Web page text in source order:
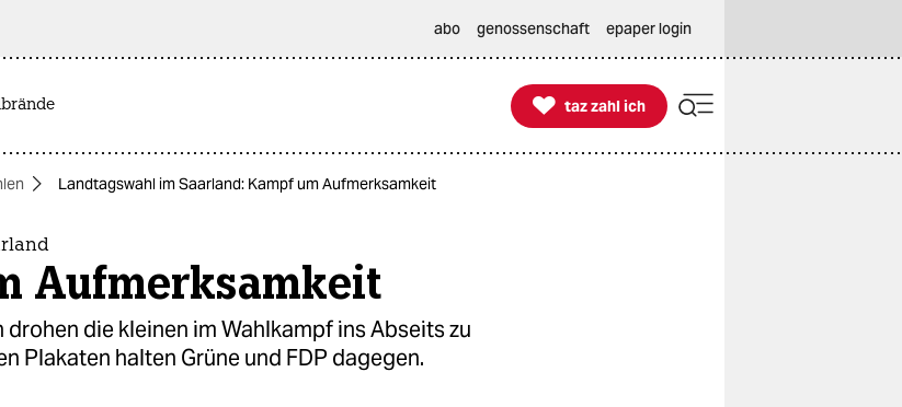
abo genossenschaft epaper login

taz zahl ich
taz zahl ich
Landtagswahl im Saarland: Kampf um Aufmerksamkeit
Aufmerksamkeit
die kleinen im Wahlkampf ins Abseits zu
Plakaten halten Grüne und FDP dagegen.